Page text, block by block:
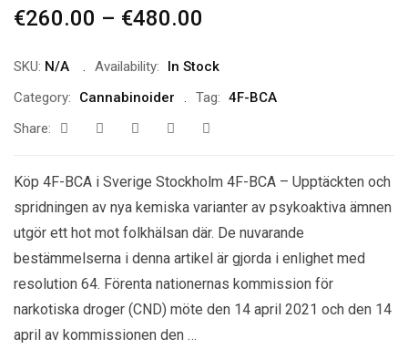
€260.00 – €480.00
SKU: N/A Availability:
In Stock
Category:
Cannabinoider Tag: 4F-BCA
Share:
Köp 4F-BCA i Sverige Stockholm 4F-BCA – Upptäckten och
spridningen av nya kemiska varianter av psykoaktiva ämnen
utgör ett hot mot folkhälsan där. De nuvarande
bestämmelserna i denna artikel är gjorda i enlighet med
resolution 64. Förenta nationernas kommission för
narkotiska droger (CND) möte den 14 april 2021 och den 14
april av kommissionen den …